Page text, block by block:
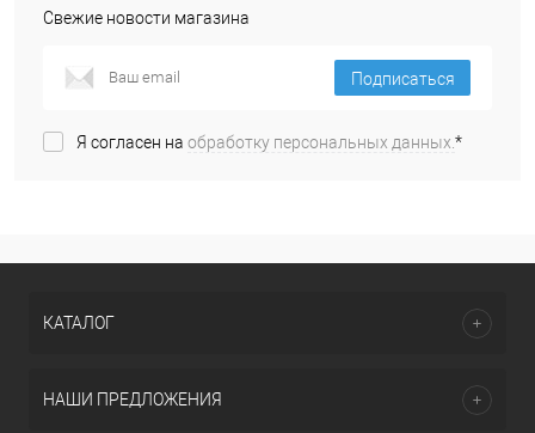
Свежие новости магазина
Подписаться
Я согласен на обработку персональных данных.*
КАТАЛОГ
НАШИ ПРЕДЛОЖЕНИЯ